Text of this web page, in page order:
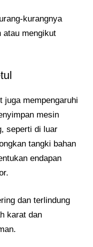
kurangnya
atau mengikut
juga mempengaruhi
mesin
seperti di luar
tangki bahan
endapan
dan terlindung
karat dan